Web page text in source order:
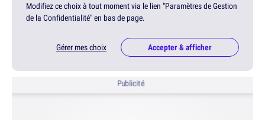
Modifiez ce choix à tout moment via le lien "Paramètres de Gestion
de la Confidentialité" en bas de page.
Gérer mes choix Accepter & afficher
Publicité